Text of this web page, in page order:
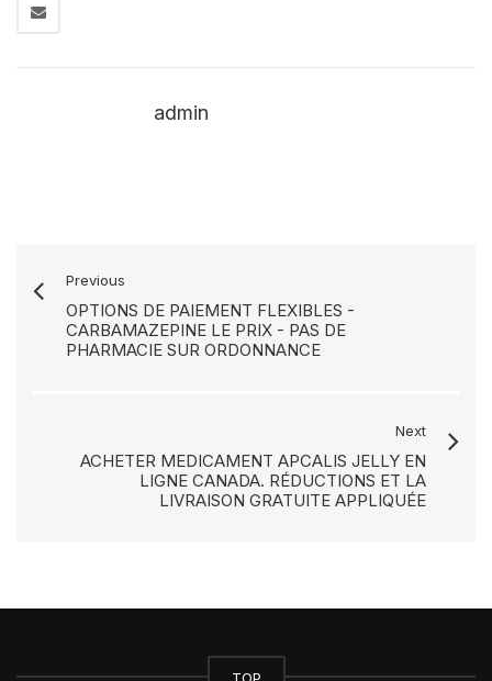
admin
Previous
OPTIONS DE PAIEMENT FLEXIBLES -
CARBAMAZEPINE LE PRIX - PAS DE
PHARMACIE SUR ORDONNANCE
Next
ACHETER MEDICAMENT APCALIS JELLY EN
LIGNE CANADA. RÉDUCTIONS ET LA
LIVRAISON GRATUITE APPLIQUÉE